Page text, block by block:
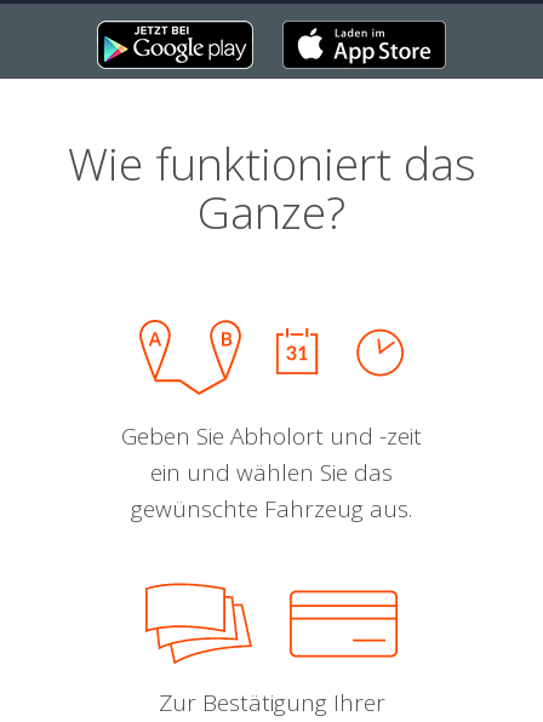
Wie funktioniert das
Ganze?
Geben Sie Abholort und -zeit
ein und wählen Sie das
gewünschte Fahrzeug aus.
Zur Bestätigung Ihrer